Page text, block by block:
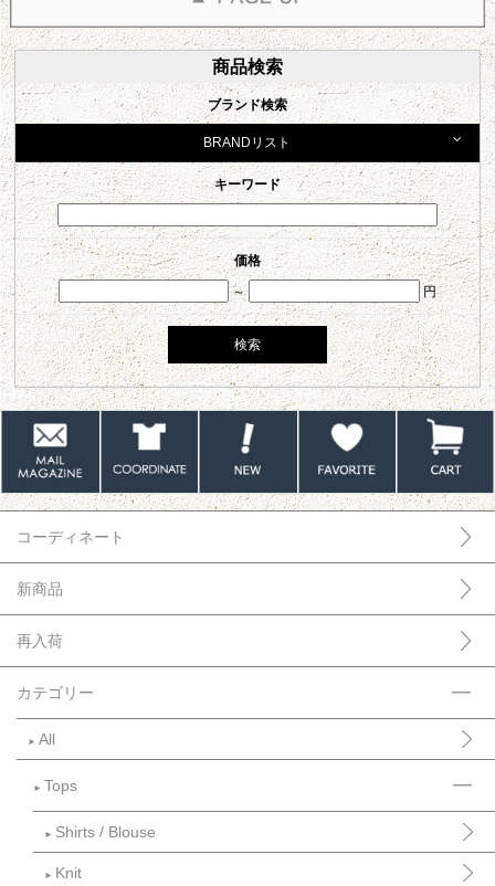
商品検索
ブランド検索
BRANDリスト
キーワード
価格
～
円
コーディネート
新商品
再入荷
カテゴリー
► All
► Tops
► Shirts / Blouse
► Knit